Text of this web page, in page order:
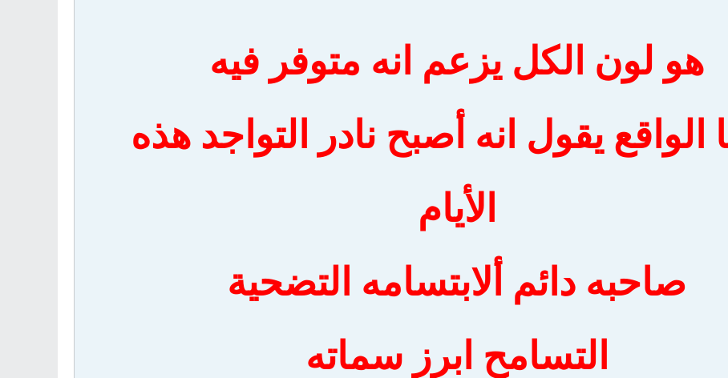
هو لون الكل يزعم انه متوفر فيه
الواقع يقول انه أصبح نادر التواجد هذه
الأيام
صاحبه دائم ألابتسامه التضحية
التسامح ابرز سماته